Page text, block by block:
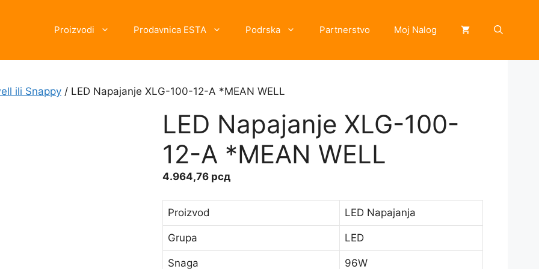
Proizvodi Prodavnica ESTA Podrska Partnerstvo Moj Nalog
ili Snappy / LED Napajanje XLG-100-12-A *MEAN WELL
LED Napajanje XLG-100-
12-A *MEAN WELL
4.964,76 рсд
Proizvod LED Napajanja
Grupa LED
Snaga 96W